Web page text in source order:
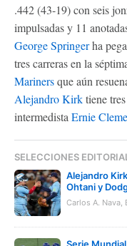
.442 (43-19) con seis
impulsadas y 11
George Springerha
tres carreras en la
Marinersque aún
Alejandro Kirktiene
intermedista Ernie
SELECCIONES
Alejandro
Ohtani y
Carlos A. Nava,
Serie